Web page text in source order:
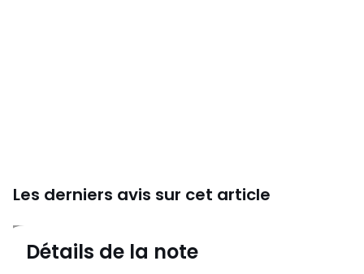
Les derniers avis sur cet article
4,6
Détails de la note